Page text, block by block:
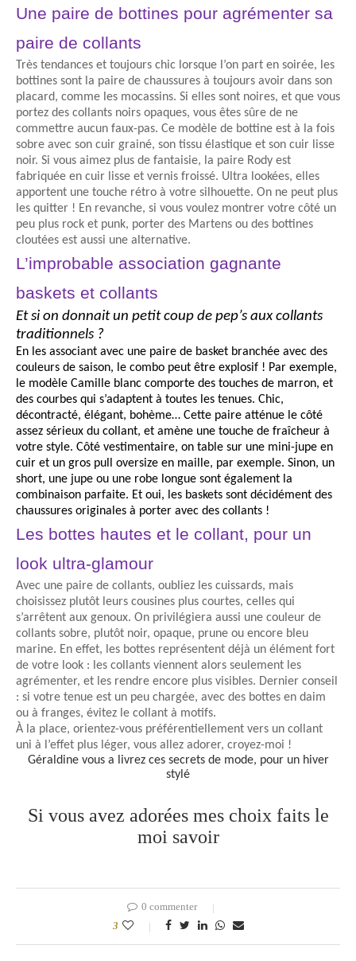
Une paire de bottines pour agrémenter sa
paire de collants
Très tendances et toujours chic lorsque l’on part en soirée, les
bottines sont la paire de chaussures à toujours avoir dans son
placard, comme les mocassins. Si elles sont noires, et que vous
portez des collants noirs opaques, vous êtes sûre de ne
commettre aucun faux-pas. Ce modèle de bottine est à la fois
sobre avec son cuir grainé, son tissu élastique et son cuir lisse
noir. Si vous aimez plus de fantaisie, la paire Rody est
fabriquée en cuir lisse et vernis froissé. Ultra lookées, elles
apportent une touche rétro à votre silhouette. On ne peut plus
les quitter ! En revanche, si vous voulez montrer votre côté un
peu plus rock et punk, porter des Martens ou des bottines
cloutées est aussi une alternative.
L’improbable association gagnante
baskets et collants
Et si on donnait un petit coup de pep’s aux collants
traditionnels ?
En les associant avec une paire de basket branchée avec des
couleurs de saison, le combo peut être explosif ! Par exemple,
le modèle Camille blanc comporte des touches de marron, et
des courbes qui s’adaptent à toutes les tenues. Chic,
décontracté, élégant, bohème… Cette paire atténue le côté
assez sérieux du collant, et amène une touche de fraîcheur à
votre style. Côté vestimentaire, on table sur une mini-jupe en
cuir et un gros pull oversize en maille, par exemple. Sinon, un
short, une jupe ou une robe longue sont également la
combinaison parfaite. Et oui, les baskets sont décidément des
chaussures originales à porter avec des collants !
Les bottes hautes et le collant, pour un
look ultra-glamour
Avec une paire de collants, oubliez les cuissards, mais
choisissez plutôt leurs cousines plus courtes, celles qui
s’arrêtent aux genoux. On privilégiera aussi une couleur de
collants sobre, plutôt noir, opaque, prune ou encore bleu
marine. En effet, les bottes représentent déjà un élément fort
de votre look : les collants viennent alors seulement les
agrémenter, et les rendre encore plus visibles. Dernier conseil
: si votre tenue est un peu chargée, avec des bottes en daim
ou à franges, évitez le collant à motifs.
À la place, orientez-vous préférentiellement vers un collant
uni à l’effet plus léger, vous allez adorer, croyez-moi !
Géraldine vous a livrez ces secrets de mode, pour un hiver
stylé
Si vous avez adorées mes choix faits le
moi savoir
0 commenter
3